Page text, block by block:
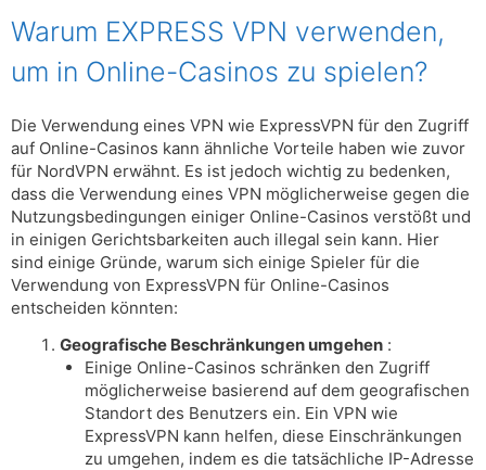
Warum EXPRESS VPN verwenden,
um in Online-Casinos zu spielen?
Die Verwendung eines VPN wie ExpressVPN für den Zugriff
auf Online-Casinos kann ähnliche Vorteile haben wie zuvor
für NordVPN erwähnt. Es ist jedoch wichtig zu bedenken,
dass die Verwendung eines VPN möglicherweise gegen die
Nutzungsbedingungen einiger Online-Casinos verstößt und
in einigen Gerichtsbarkeiten auch illegal sein kann. Hier
sind einige Gründe, warum sich einige Spieler für die
Verwendung von ExpressVPN für Online-Casinos
entscheiden könnten:
Geografische Beschränkungen umgehen :
Einige Online-Casinos schränken den Zugriff
möglicherweise basierend auf dem geografischen
Standort des Benutzers ein. Ein VPN wie
ExpressVPN kann helfen, diese Einschränkungen
zu umgehen, indem es die tatsächliche IP-Adresse